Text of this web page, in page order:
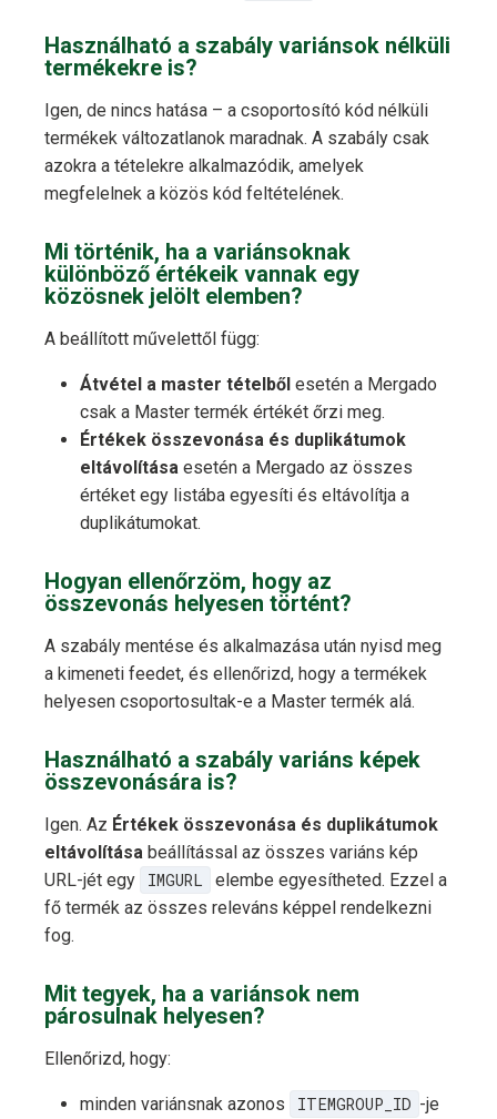
Használható a szabály variánsok nélküli
termékekre is?
Igen, de nincs hatása – a csoportosító kód nélküli
termékek változatlanok maradnak. A szabály csak
azokra a tételekre alkalmazódik, amelyek
megfelelnek a közös kód feltételének.
Mi történik, ha a variánsoknak
különböző értékeik vannak egy
közösnek jelölt elemben?
A beállított művelettől függ:
Átvétel a master tételből esetén a Mergado
csak a Master termék értékét őrzi meg.
Értékek összevonása és duplikátumok
eltávolítása esetén a Mergado az összes
értéket egy listába egyesíti és eltávolítja a
duplikátumokat.
Hogyan ellenőrzöm, hogy az
összevonás helyesen történt?
A szabály mentése és alkalmazása után nyisd meg
a kimeneti feedet, és ellenőrizd, hogy a termékek
helyesen csoportosultak-e a Master termék alá.
Használható a szabály variáns képek
összevonására is?
Igen. Az Értékek összevonása és duplikátumok
eltávolítása beállítással az összes variáns kép
URL-jét egy
IMGURL
elembe egyesítheted. Ezzel a
fő termék az összes releváns képpel rendelkezni
fog.
Mit tegyek, ha a variánsok nem
párosulnak helyesen?
Ellenőrizd, hogy:
minden variánsnak azonos ITEMGROUP_ID -je